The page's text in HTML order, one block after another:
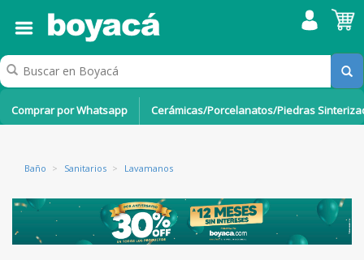
Comprar por Whatsapp Cerámicas/Porcelanatos/Piedras
Baño > Sanitarios > Lavamanos